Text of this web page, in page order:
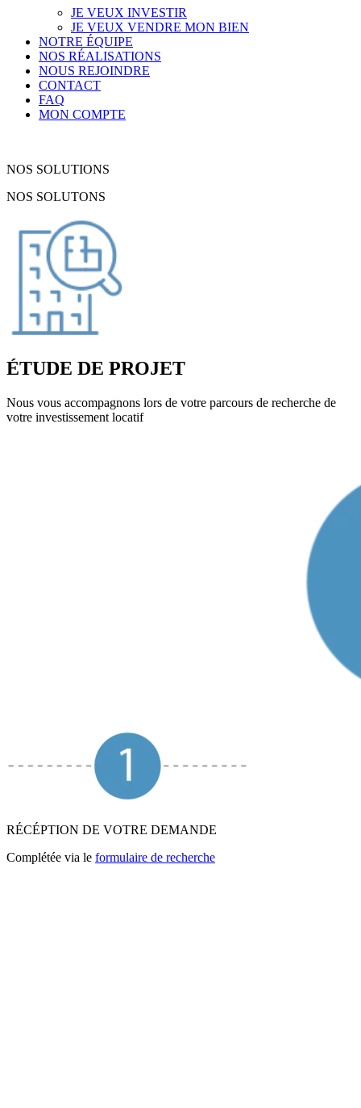
JE VEUX INVESTIR
JE VEUX VENDRE MON BIEN
NOTRE ÉQUIPE
NOS RÉALISATIONS
NOUS REJOINDRE
CONTACT
FAQ
MON COMPTE
NOS SOLUTIONS
NOS SOLUTONS
ÉTUDE DE PROJET
Nous vous accompagnons lors de votre parcours de recherche de
votre investissement locatif
RÉCÉPTION DE VOTRE DEMANDE
Complétée via le formulaire de recherche